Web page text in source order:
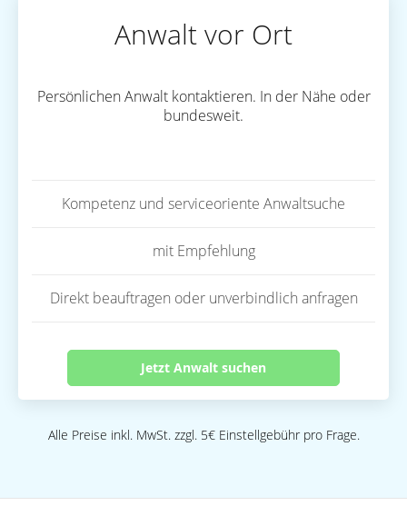
Anwalt vor Ort
Persönlichen Anwalt kontaktieren. In der Nähe oder
bundesweit.
Kompetenz und serviceoriente Anwaltsuche
mit Empfehlung
Direkt beauftragen oder unverbindlich anfragen
Jetzt Anwalt suchen
Alle Preise inkl. MwSt. zzgl. 5€ Einstellgebühr pro Frage.